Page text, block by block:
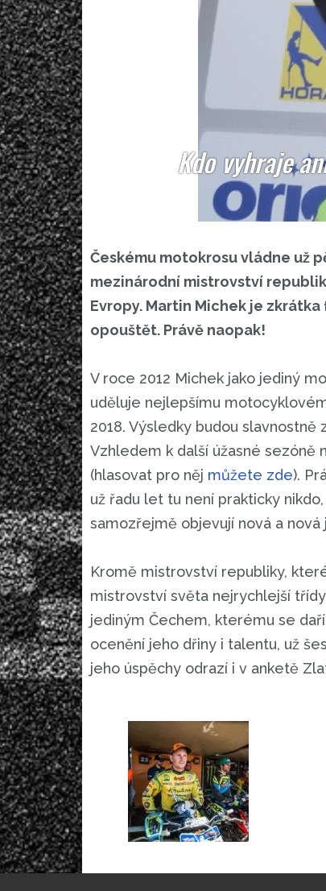
Kdo vyhraje
Českému motokrosu vládne už
mezinárodní mistrovství
Evropy. Martin Michek je
opouštět. Právě naopak!
V roce 2012 Michek jako jediný
uděluje nejlepšímu
2018. Výsledky budou
Vzhledem k další úžasné sezóně
(hlasovat pro něj můžete zde).
už řadu let tu není prakticky
samozřejmě objevují nová a nová
Kromě mistrovství republiky,
mistrovství světa nejrychlejší
jediným Čechem, kterému se
ocenění jeho dřiny i talentu, už
jeho úspěchy odrazí i v anketě